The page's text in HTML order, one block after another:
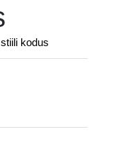
kodus